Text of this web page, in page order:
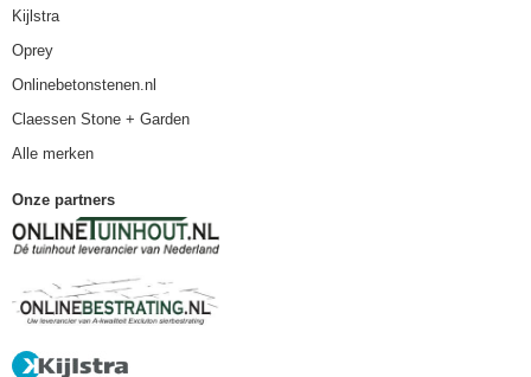
Kijlstra
Oprey
Onlinebetonstenen.nl
Claessen Stone + Garden
Alle merken
Onze partners